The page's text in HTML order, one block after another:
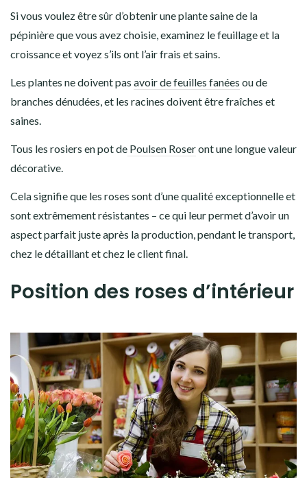
Si vous voulez être sûr d’obtenir une plante saine de la
pépinière que vous avez choisie, examinez le feuillage et la
croissance et voyez s’ils ont l’air frais et sains.
Les plantes ne doivent pas avoir de feuilles fanées ou de
branches dénudées, et les racines doivent être fraîches et
saines.
Tous les rosiers en pot de Poulsen Roseront une longue valeur
décorative.
Cela signifie que les roses sont d’une qualité exceptionnelle et
sont extrêmement résistantes – ce qui leur permet d’avoir un
aspect parfait juste après la production, pendant le transport,
chez le détaillant et chez le client final.
Position des roses d’intérieur